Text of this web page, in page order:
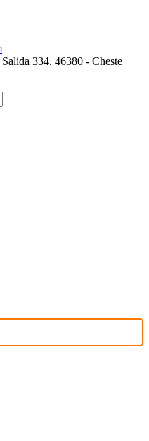
334. 46380 - Cheste